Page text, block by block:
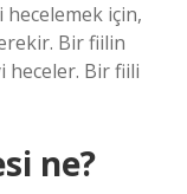
hecelemek için,
Bir fiilin
heceler. Bir fiili
ne?